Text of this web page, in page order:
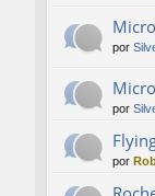
por
por
por